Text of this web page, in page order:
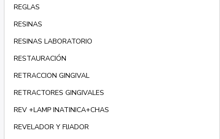
REGLAS
RESINAS
RESINAS LABORATORIO
RESTAURACIÓN
RETRACCION GINGIVAL
RETRACTORES GINGIVALES
REV +LAMP INATINICA+CHAS
REVELADOR Y FIJADOR